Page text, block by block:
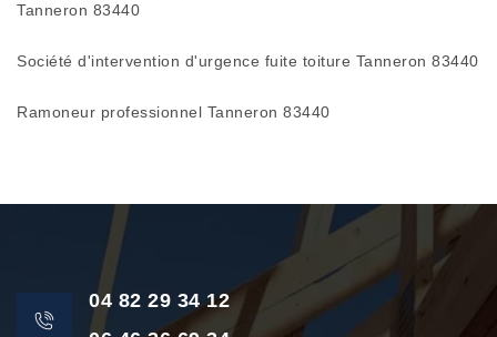
Tanneron 83440
Société d'intervention d'urgence fuite toiture Tanneron 83440
Ramoneur professionnel Tanneron 83440
04 82 29 34 12